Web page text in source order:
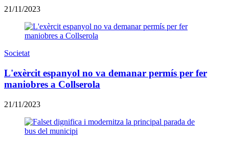
21/11/2023
Societat
L'exèrcit espanyol no va demanar permís per fer
maniobres a Collserola
21/11/2023